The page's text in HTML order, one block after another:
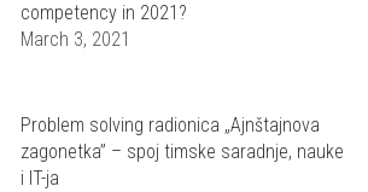
competency in 2021?
March 3, 2021
Problem solving radionica „Ajnštajnova
zagonetka” – spoj timske saradnje, nauke
i IT-ja